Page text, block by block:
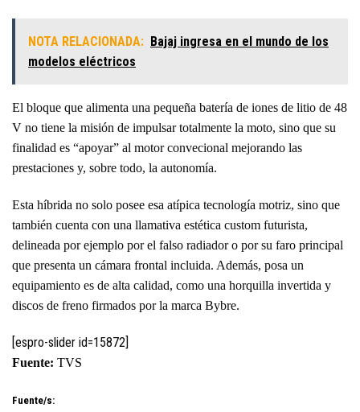
NOTA RELACIONADA: Bajaj ingresa en el mundo de los
modelos eléctricos
El bloque que alimenta una pequeña batería de iones de litio de 48
V no tiene la misión de impulsar totalmente la moto, sino que su
finalidad es “apoyar” al motor convecional mejorando las
prestaciones y, sobre todo, la autonomía.
Esta híbrida no solo posee esa atípica tecnología motriz, sino que
también cuenta con una llamativa estética custom futurista,
delineada por ejemplo por el falso radiador o por su faro principal
que presenta un cámara frontal incluida. Además, posa un
equipamiento es de alta calidad, como una horquilla invertida y
discos de freno firmados por la marca Bybre.
[espro-slider id=15872]
Fuente: TVS
Fuente/s: